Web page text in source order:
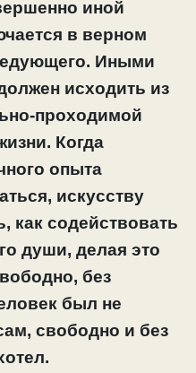
иной
в верном
Иными
исходить из
проходимой
Когда
опыта
искусству
как содействовать
души, делая это
без
был не
свободно и без